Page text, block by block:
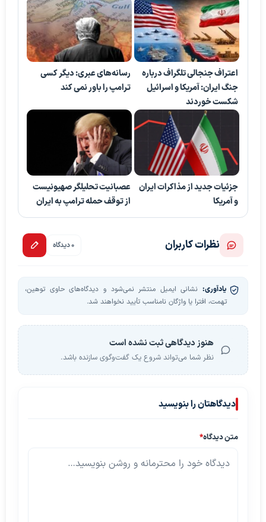
اعتراف جنجالی تلگراف درباره
جنگ ایران: آمریکا و اسرائیل
شکست خوردند
رسانه‌های عبری: دیگر کسی
ترامپ را باور نمی کند
جزئیات جدید از مذاکرات ایران
و آمریکا
عصبانیت تحلیلگر صهیونیست
از توقف حمله ترامپ به ایران
نظرات کاربران 0 دیدگاه
یادآوری: نشانی ایمیل منتشر نمی‌شود و دیدگاه‌های حاوی توهین،
تهمت، افترا یا واژگان نامناسب تأیید نخواهند شد.
هنوز دیدگاهی ثبت نشده است
نظر شما می‌تواند شروع یک گفت‌وگوی سازنده باشد.
دیدگاهتان را بنویسید
متن دیدگاه*